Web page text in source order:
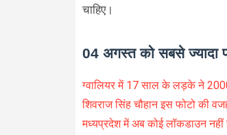
चाहिए।
04 अगस्त को सबसे ज्यादा
ग्वालियर में 17 साल के लड़के ने
शिवराज सिंह चौहान इस फोटो की
मध्यप्रदेश में अब कोई लॉकडाउन नहीं